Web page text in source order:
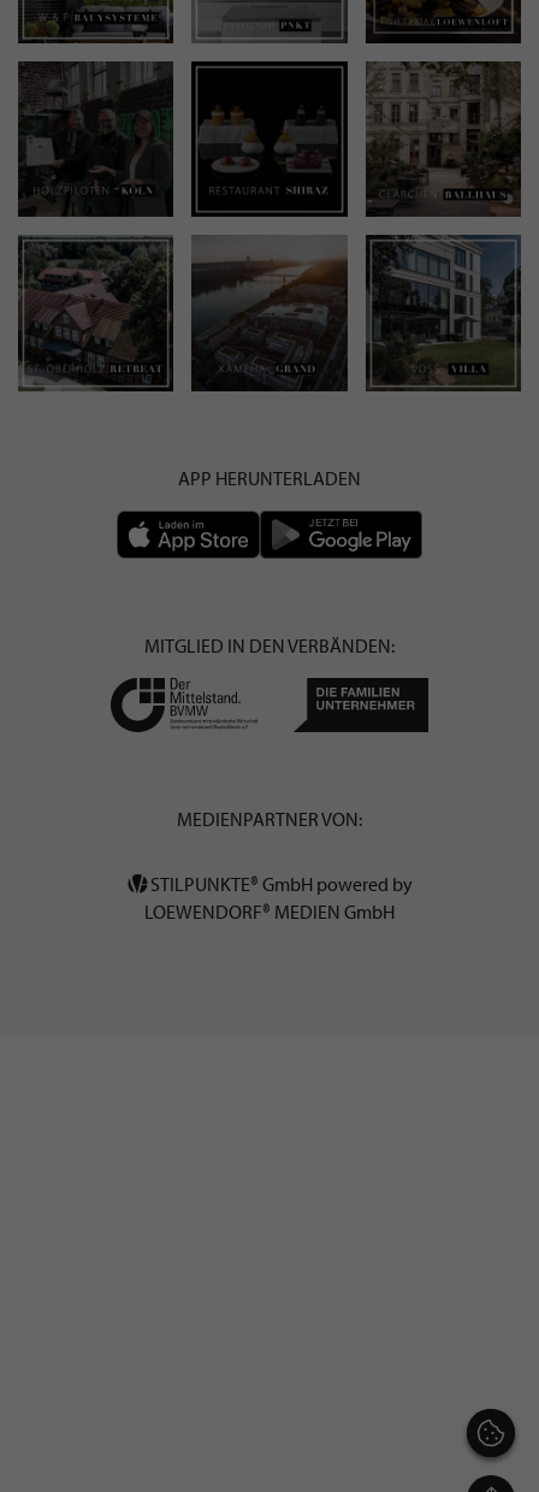
APP HERUNTERLADEN
MITGLIED IN DEN VERBÄNDEN:
MEDIENPARTNER VON:
STILPUNKTE® GmbH powered by
LOEWENDORF® MEDIEN GmbH